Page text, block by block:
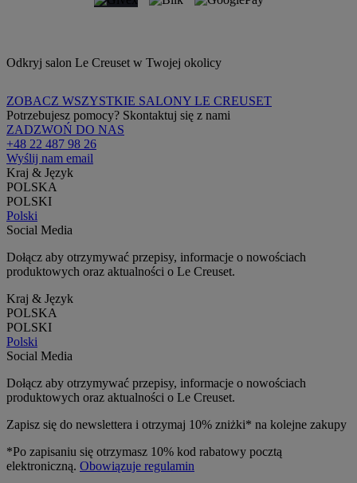
Odkryj salon Le Creuset w Twojej okolicy
ZOBACZ WSZYSTKIE SALONY LE CREUSET
Potrzebujesz pomocy? Skontaktuj się z nami
ZADZWOŃ DO NAS
+48 22 487 98 26
Wyślij nam email
Kraj & Język
POLSKA
POLSKI
Polski
Social Media
Dołącz aby otrzymywać przepisy, informacje o nowościach
produktowych oraz aktualności o Le Creuset.
Kraj & Język
POLSKA
POLSKI
Polski
Social Media
Dołącz aby otrzymywać przepisy, informacje o nowościach
produktowych oraz aktualności o Le Creuset.
Zapisz się do newslettera i otrzymaj 10% zniżki* na kolejne zakupy
*Po zapisaniu się otrzymasz 10% kod rabatowy pocztą
elektroniczną. Obowiązuje regulamin